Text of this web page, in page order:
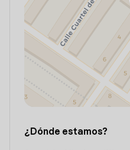
¿Dónde estamos?